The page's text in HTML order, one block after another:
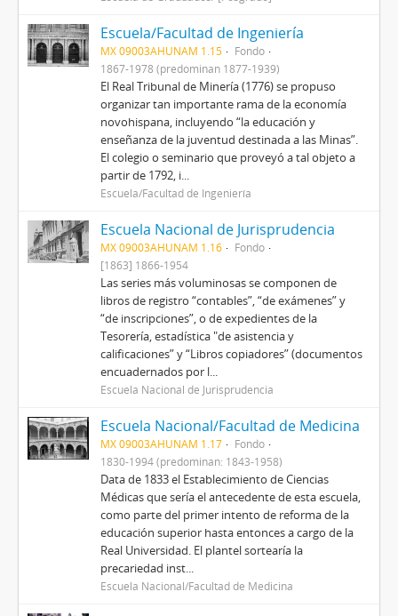
Escuela/Facultad de Ingeniería
MX 09003AHUNAM 1.15
Fondo
1867-1978 (predominan 1877-1939)
El Real Tribunal de Minería (1776) se propuso
organizar tan importante rama de la economía
novohispana, incluyendo “la educación y
enseñanza de la juventud destinada a las Minas”.
El colegio o seminario que proveyó a tal objeto a
partir de 1792, i...
Escuela/Facultad de Ingeniería
Escuela Nacional de Jurisprudencia
MX 09003AHUNAM 1.16
Fondo
[1863] 1866-1954
Las series más voluminosas se componen de
libros de registro “contables”, “de exámenes” y
“de inscripciones”, o de expedientes de la
Tesorería, estadística "de asistencia y
calificaciones” y “Libros copiadores” (documentos
encuadernados por l...
Escuela Nacional de Jurisprudencia
Escuela Nacional/Facultad de Medicina
MX 09003AHUNAM 1.17
Fondo
1830-1994 (predominan: 1843-1958)
Data de 1833 el Establecimiento de Ciencias
Médicas que sería el antecedente de esta escuela,
como parte del primer intento de reforma de la
educación superior hasta entonces a cargo de la
Real Universidad. El plantel sortearía la
precariedad inst...
Escuela Nacional/Facultad de Medicina